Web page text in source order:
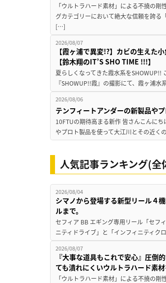
「ウルトラハード素材」による不撓の
グカテゴリーにおいて絶大な信頼を誇る
[…]
2026/08/07
【霞ヶ浦で異変!?】カビの生えた
【鈴木翔のIT’S SHO TIME !!!】
夏らしくなってきた霞水系を
『SHOWUP!!霞』の撮影にて、霞ヶ浦
2026/08/06
テンフィートアンダーの新製品や
10FTUの期待高まる新作 皆さんこんに
やプロト製品を使って大江川とその近
人気記事ランキング(全
2026/08/04
シマノから登場する新型リール４
ルまで。
セフィア BB エギング専用リール「セフ
ニティドライブ」と「インフィニティ
2026/08/07
『大事な道具もこれで安心』圧倒
ても潰れにくいウルトラハード素材
「ウルトラハード素材」による不撓の